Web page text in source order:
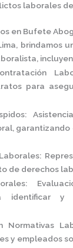
laborales
en Bufete
, brindamos
para
:
:
de derechos
:
identificar y
Normativas
y empleados